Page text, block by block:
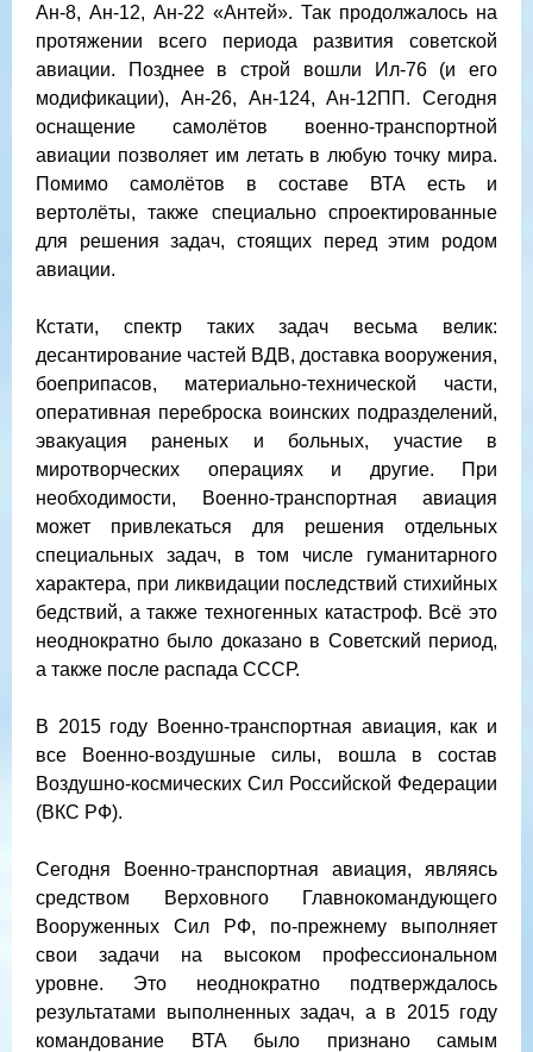
Ан-8, Ан-12, Ан-22 «Антей». Так продолжалось на
протяжении всего периода развития советской
авиации. Позднее в строй вошли Ил-76 (и его
модификации), Ан-26, Ан-124, Ан-12ПП. Сегодня
оснащение самолётов военно-транспортной
авиации позволяет им летать в любую точку мира.
Помимо самолётов в составе ВТА есть и
вертолёты, также специально спроектированные
для решения задач, стоящих перед этим родом
авиации.
Кстати, спектр таких задач весьма велик:
десантирование частей ВДВ, доставка вооружения,
боеприпасов, материально-технической части,
оперативная переброска воинских подразделений,
эвакуация раненых и больных, участие в
миротворческих операциях и другие. При
необходимости, Военно-транспортная авиация
может привлекаться для решения отдельных
специальных задач, в том числе гуманитарного
характера, при ликвидации последствий стихийных
бедствий, а также техногенных катастроф. Всё это
неоднократно было доказано в Советский период,
а также после распада СССР.
В 2015 году Военно-транспортная авиация, как и
все Военно-воздушные силы, вошла в состав
Воздушно-космических Сил Российской Федерации
(ВКС РФ).
Сегодня Военно-транспортная авиация, являясь
средством Верховного Главнокомандующего
Вооруженных Сил РФ, по-прежнему выполняет
свои задачи на высоком профессиональном
уровне. Это неоднократно подтверждалось
результатами выполненных задач, а в 2015 году
командование ВТА было признано самым